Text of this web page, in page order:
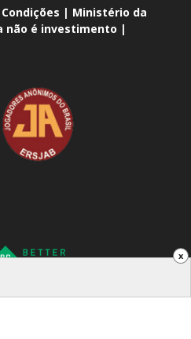
x
| Ministério da
não é investimento |